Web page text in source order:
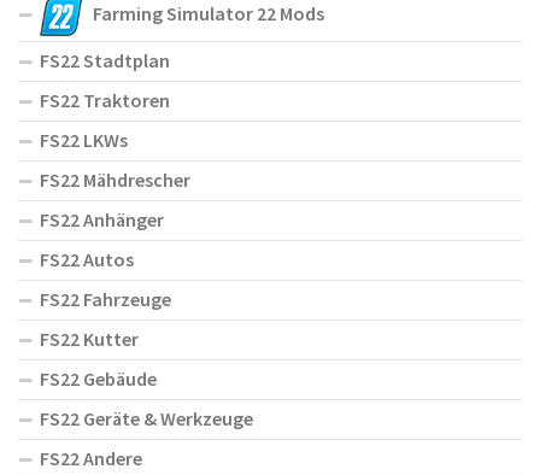
Farming Simulator 22 Mods
FS22 Stadtplan
FS22 Traktoren
FS22 LKWs
FS22 Mähdrescher
FS22 Anhänger
FS22 Autos
FS22 Fahrzeuge
FS22 Kutter
FS22 Gebäude
FS22 Geräte & Werkzeuge
FS22 Andere